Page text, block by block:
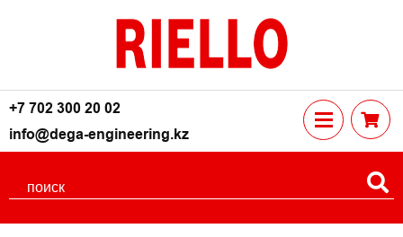
+7 702 300 20 02
info@dega-engineering.kz